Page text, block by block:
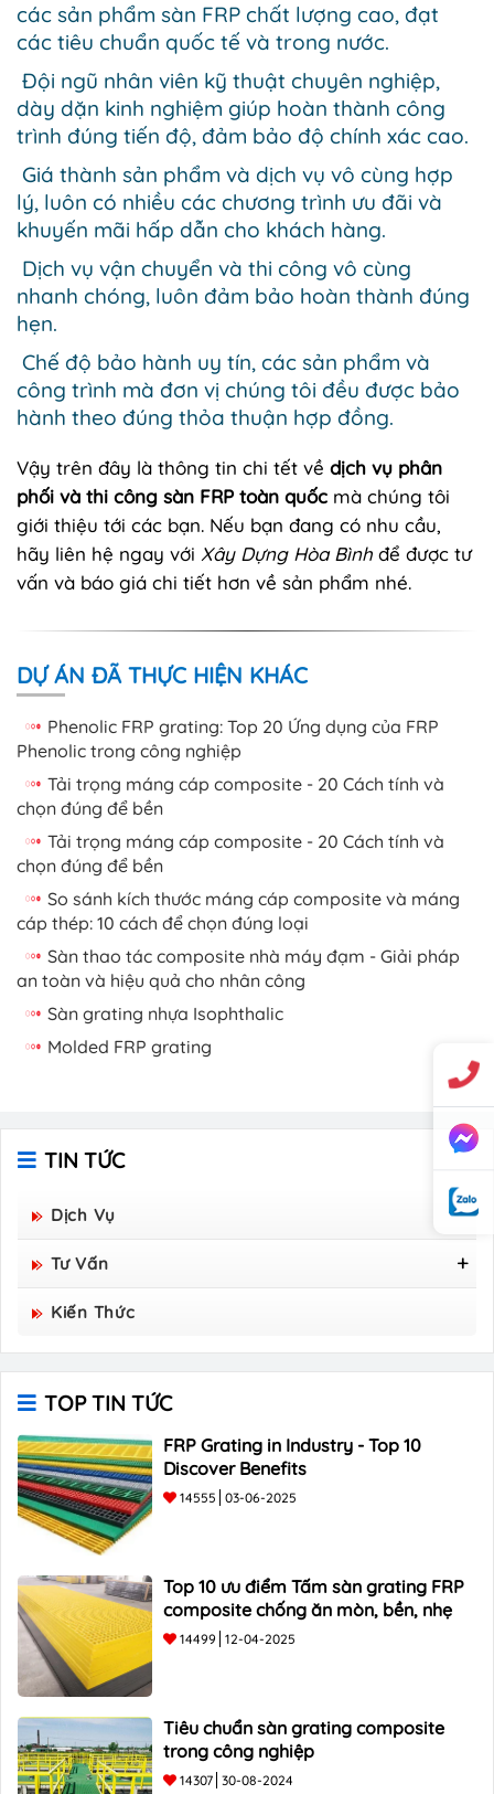
các sản phẩm sàn FRP chất lượng cao, đạt
các tiêu chuẩn quốc tế và trong nước.
Đội ngũ nhân viên kỹ thuật chuyên nghiệp,
dày dặn kinh nghiệm giúp hoàn thành công
trình đúng tiến độ, đảm bảo độ chính xác cao.
Giá thành sản phẩm và dịch vụ vô cùng hợp
lý, luôn có nhiều các chương trình ưu đãi và
khuyến mãi hấp dẫn cho khách hàng.
Dịch vụ vận chuyển và thi công vô cùng
nhanh chóng, luôn đảm bảo hoàn thành đúng
hẹn.
Chế độ bảo hành uy tín, các sản phẩm và
công trình mà đơn vị chúng tôi đều được bảo
hành theo đúng thỏa thuận hợp đồng.
Vậy trên đây là thông tin chi tết về dịch vụ phân
phối và thi công sàn FRP toàn quốc mà chúng tôi
giới thiệu tới các bạn. Nếu bạn đang có nhu cầu,
hãy liên hệ ngay với Xây Dựng Hòa Bình để được tư
vấn và báo giá chi tiết hơn về sản phẩm nhé.
DỰ ÁN ĐÃ THỰC HIỆN KHÁC
Phenolic FRP grating: Top 20 Ứng dụng của FRP
Phenolic trong công nghiệp
Tải trọng máng cáp composite - 20 Cách tính và
chọn đúng để bền
Tải trọng máng cáp composite - 20 Cách tính và
chọn đúng để bền
So sánh kích thước máng cáp composite và máng
cáp thép: 10 cách để chọn đúng loại
Sàn thao tác composite nhà máy đạm - Giải pháp
an toàn và hiệu quả cho nhân công
Sàn grating nhựa Isophthalic
Molded FRP grating
TIN TỨC
Dịch Vụ
Tư Vấn
Tấm Sàn Grating Composite FRP - Hòa Bình
Group Sản Xuất
Kiến Thức
TOP TIN TỨC
FRP Grating in Industry - Top 10
Discover Benefits
14555 03-06-2025
Top 10 ưu điểm Tấm sàn grating FRP
composite chống ăn mòn, bền, nhẹ
14499 12-04-2025
Tiêu chuẩn sàn grating composite
trong công nghiệp
14307 30-08-2024